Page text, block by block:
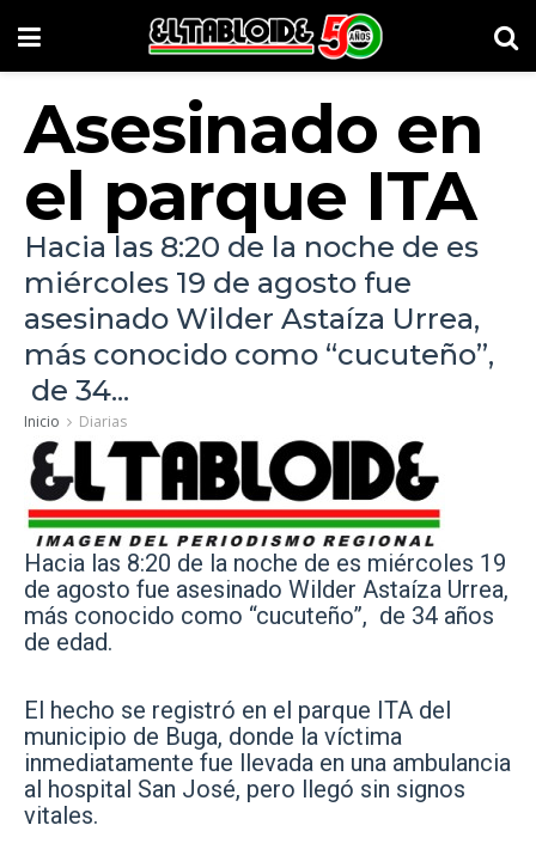
Asesinado en
el parque ITA
Hacia las 8:20 de la noche de es
miércoles 19 de agosto fue
asesinado Wilder Astaíza Urrea,
más conocido como “cucuteño”,
de 34...
Inicio Diarias
Hacia las 8:20 de la noche de es miércoles 19
de agosto fue asesinado Wilder Astaíza Urrea,
más conocido como “cucuteño”, de 34 años
de edad.
El hecho se registró en el parque ITA del
municipio de Buga, donde la víctima
inmediatamente fue llevada en una ambulancia
al hospital San José, pero llegó sin signos
vitales.